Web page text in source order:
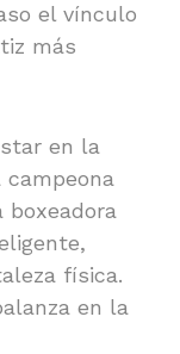
el vínculo
más
en la
boxeadora
física.
en la